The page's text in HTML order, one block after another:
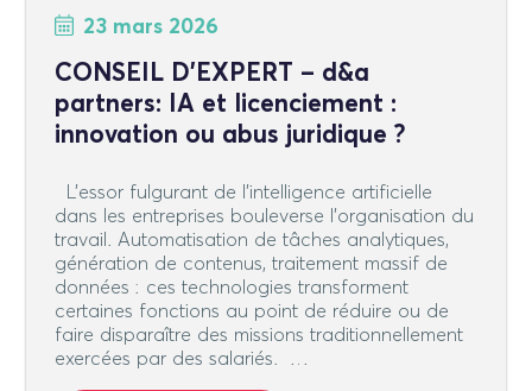
23 mars 2026
CONSEIL D’EXPERT – d&a
partners: IA et licenciement :
innovation ou abus juridique ?
L’essor fulgurant de l’intelligence artificielle
dans les entreprises bouleverse l’organisation du
travail. Automatisation de tâches analytiques,
génération de contenus, traitement massif de
données : ces technologies transforment
certaines fonctions au point de réduire ou de
faire disparaître des missions traditionnellement
exercées par des salariés. …